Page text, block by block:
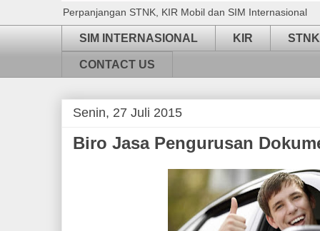
Perpanjangan STNK, KIR Mobil dan SIM Internasional
SIM INTERNASIONAL KIR STNK
CONTACT US
Senin, 27 Juli 2015
Biro Jasa Pengurusan